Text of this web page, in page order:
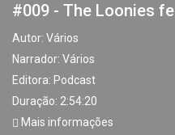
#009 - The Loonies
Autor: Vários
Narrador: Vários
Editora: Podcast
Duração: 2:54:20
Mais informações